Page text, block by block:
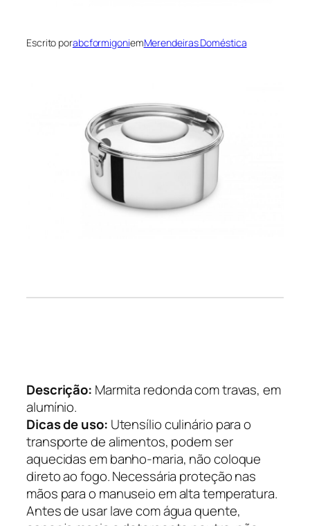
Escrito porabcformigoniemMerendeiras Doméstica
Descrição: Marmita redonda com travas, em
alumínio.
Dicas de uso: Utensílio culinário para o
transporte de alimentos, podem ser
aquecidas em banho-maria, não coloque
direto ao fogo. Necessária proteção nas
mãos para o manuseio em alta temperatura.
Antes de usar lave com água quente,